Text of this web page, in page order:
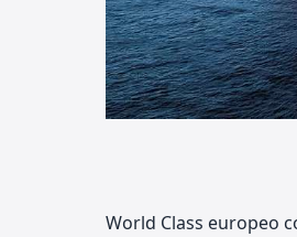
World Class europeo